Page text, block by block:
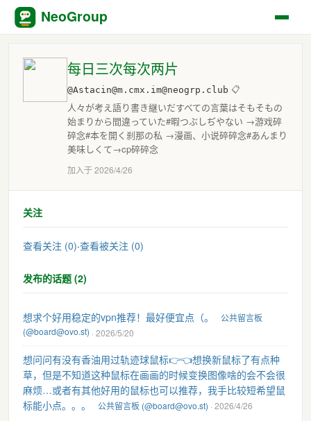
NeoGroup
每日三次每次两片
@Astacin@m.cmx.im@neogrp.club 📋
人々が考え語り書き継いだすべての言葉はそもそもの
始まりから間違っていた#暇つぶしぢやない →游戏碎
碎念#本を開く刹那の私 →漫画、小说碎碎念#あんまり
美味しくて→cp碎碎念
加入于 2026/4/26
关注
查看关注 (0)·查看被关注 (0)
发布的话题 (2)
想求个好用稳定的vpn推荐！最好便宜点（。 公共留言板
(@board@ovo.st) · 2026/5/20
想问问有没有香油用过轨迹球鼠标👉👈想换新鼠标了有点种
草，但是不知道这种鼠标在画画的时候变换图像啥的会不会很
麻烦…或者有其他好用的鼠标也可以推荐，我手比较短希望鼠
标能小点。。。
公共留言板 (@board@ovo.st) · 2026/4/26